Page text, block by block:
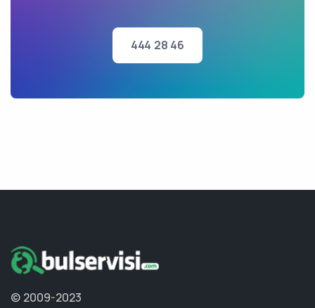
444 28 46
© 2009-2023